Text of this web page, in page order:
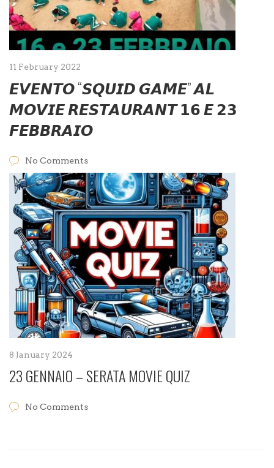
11 February 2022
𝙀𝙑𝙀𝙉𝙏𝙊 “𝙎𝙌𝙐𝙄𝘿 𝙂𝘼𝙈𝙀” 𝘼𝙇
𝙈𝙊𝙑𝙄𝙀 𝙍𝙀𝙎𝙏𝘼𝙐𝙍𝘼𝙉𝙏 𝟭𝟲 𝙀 𝟮𝟯
𝙁𝙀𝘽𝘽𝙍𝘼𝙄𝙊
No Comments
8 January 2024
23 GENNAIO – SERATA MOVIE QUIZ
No Comments